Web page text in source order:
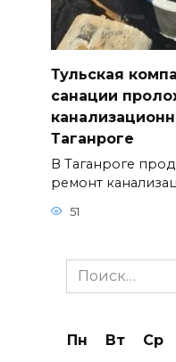
Тульская
санации
Таганроге
В Таганроге
ремонт
51
Search
for:
Пн Вт Ср